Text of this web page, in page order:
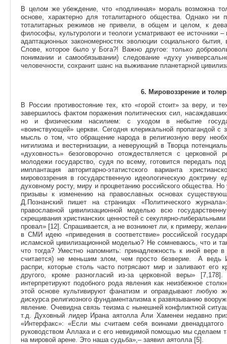
В целом же убеждение, что «подлинная» мораль возможна
основе, характерно для тоталитарного общества. Однако
тоталитарных режимов не привели, в общем и целом, к
философы, культурологи и теологи усматривают ее источники –
адаптационных закономерностях эволюции социального
Слове, которое было у Бога?! Важно другое: только
понимании и самообязывании) следование «духу
человечности, сохранит шанс на выживание планетарной
6. Мировоззрение и
В России противостояние тех, кто «горой стоит» за веру, и
завершилось фактом поражения политических сил,
но и физическим насилием: с уходом в небытие
«воинствующей» церкви. Сегодня клерикальной пропагандой
мысль о том, что обращение народа в религиозную веру
нигилизма и вестернизации, а неверующий в Творца
«духовность» безоговорочно отождествляется с церковной
молодежи государство, судя по всему, готовится передать
имплантация авторитарно-этатистского варианта
мировоззрения в государственную идеологическую доктрину
духовному росту, миру и процветанию российского общества.
призывы к изменению на православных основах
Д.Познанский пишет на страницах «Политического
православной цивилизационной моделью всю
скрещивания христианских ценностей с секулярно-
провал» [12]. Спрашивается, а не возникнет ли, к примеру,
в СМИ идею «приведения в соответствие» российской
исламской цивилизационной моделью? Не сомневаюсь, что и
что тогда? Уместно напомнить: принадлежность к иной вере
считается) не меньшим злом, чем просто безверие. А ведь
распри, которые столь часто потрясают мир и заливают его
другого, кроме разногласий из-за церковной веры» [7,178].
интерпретируют подобного рода явления как неизбежное
этой основе культивируют фанатизм и оправдывают любую
дискурса религиозного фундаментализма к развязыванию
явление. Очевидна связь теизма с нынешней конфликтной
т.д. Духовный лидер Ирана аятолла Али Хаменеи недавно
«Интерфакс»: «Если мы считаем себя воинами
руководством Аллаха и с его невидимой помощью мы сделаем
на мировой арене. Это наша судьба»,– заявил аятолла [5].